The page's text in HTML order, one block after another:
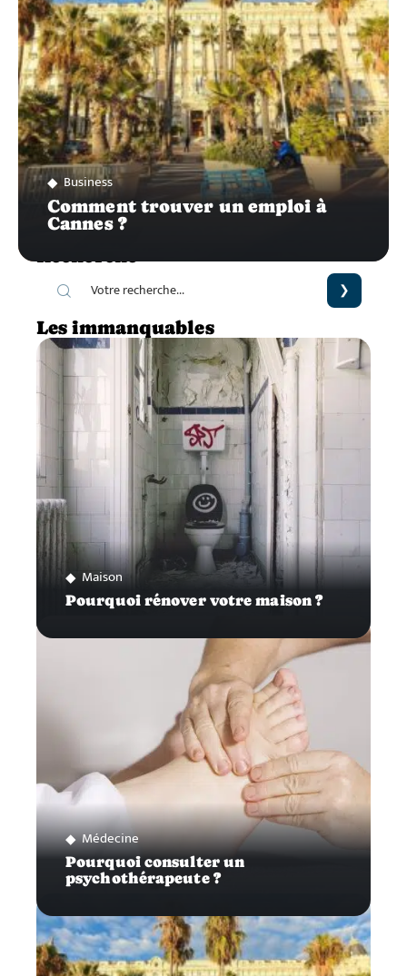
Business
Comment trouver un emploi à
Cannes ?
Recherche
Les immanquables
Maison
Pourquoi rénover votre maison ?
Médecine
Pourquoi consulter un
psychothérapeute ?